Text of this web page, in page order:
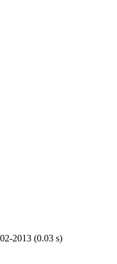
2013 (0.03 s)